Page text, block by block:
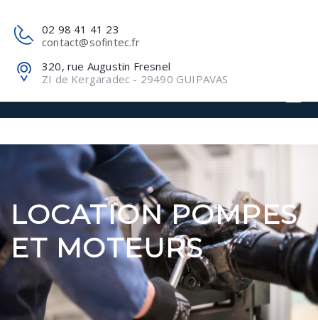
02 98 41 41 23
contact@sofintec.fr
320, rue Augustin Fresnel
ZI de Kergaradec - 29490 GUIPAVAS
LOCATION POMPES
ET MOTEURS